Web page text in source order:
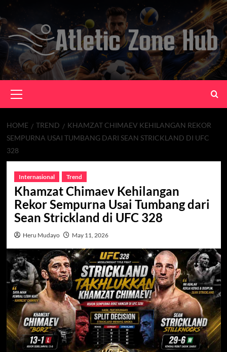
Skip
to
content
Menu
HOME TREND
KHAMZAT CHIMAEV KEHILANGAN REKOR
SEMPURNA USAI TUMBANG DARI SEAN STRICKLAND DI UFC
328
Internasional Trend
Khamzat Chimaev Kehilangan
Rekor Sempurna Usai Tumbang dari
Sean Strickland di UFC 328
Heru Mudayo May 11, 2026